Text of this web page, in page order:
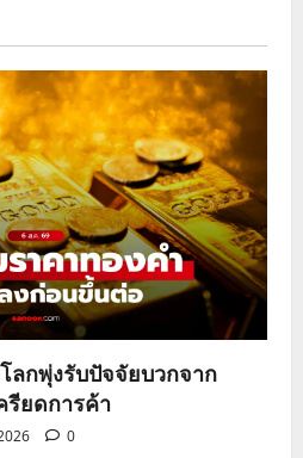
ลกพุ่งรับปัจจัยบวกจาก
รียดการค้า
0